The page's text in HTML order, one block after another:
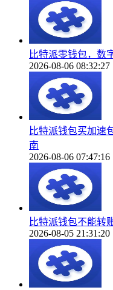
比特派零钱包，数
2026-08-06 08:32:27
比特派钱包买加速
南
2026-08-06 07:47:16
比特派钱包不能转
2026-08-05 21:31:20